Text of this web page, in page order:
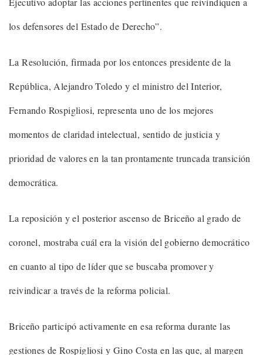
los defensores del Estado de Derecho”.
La Resolución, firmada por los entonces presidente de la
República, Alejandro Toledo y el ministro del Interior,
Fernando Rospigliosi, representa uno de los mejores
momentos de claridad intelectual, sentido de justicia y
prioridad de valores en la tan prontamente truncada transición
democrática.
La reposición y el posterior ascenso de Briceño al grado de
coronel, mostraba cuál era la visión del gobierno democrático
en cuanto al tipo de líder que se buscaba promover y
reivindicar a través de la reforma policial.
Briceño participó activamente en esa reforma durante las
gestiones de Rospigliosi y Gino Costa en las que, al margen